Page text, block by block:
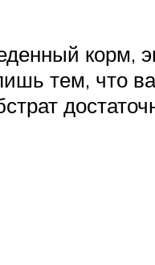
корм,
тем, что